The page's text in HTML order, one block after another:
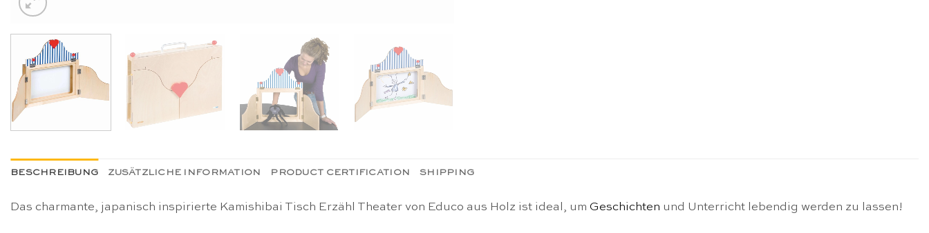
BESCHREIBUNG ZUSÄTZLICHE INFORMATION PRODUCT CERTIFICATION SHIPPING
Das charmante, japanisch inspirierte Kamishibai Tisch Erzähl Theater von Educo aus Holz ist ideal, um Geschichten und Unterricht lebendig werden zu lassen!